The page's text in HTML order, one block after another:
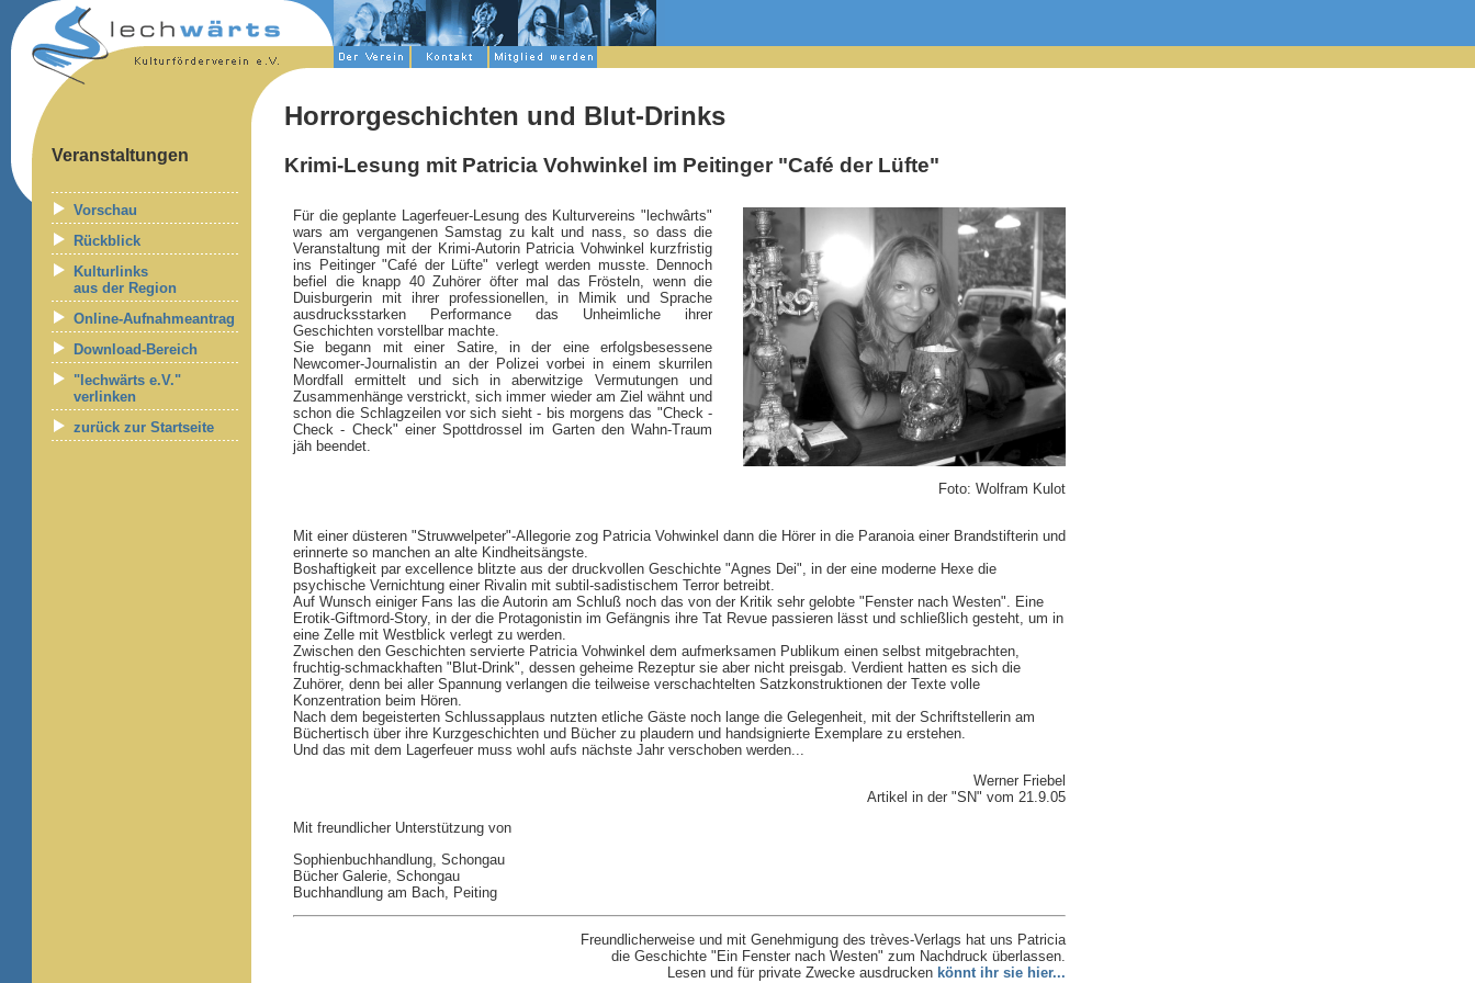
Veranstaltungen
Vorschau
Rückblick
Kulturlinks
aus der Region
Online-Aufnahmeantrag
Download-Bereich
"lechwärts e.V."
verlinken
zurück zur Startseite
Horrorgeschichten und Blut-Drinks
Krimi-Lesung mit Patricia Vohwinkel im Peitinger "Café der Lüfte"
Für die geplante Lagerfeuer-Lesung des Kulturvereins "lechwârts"
wars am vergangenen Samstag zu kalt und nass, so dass die
Veranstaltung mit der Krimi-Autorin Patricia Vohwinkel kurzfristig
ins Peitinger "Café der Lüfte" verlegt werden musste. Dennoch
befiel die knapp 40 Zuhörer öfter mal das Frösteln, wenn die
Duisburgerin mit ihrer professionellen, in Mimik und Sprache
ausdrucksstarken Performance das Unheimliche ihrer
Geschichten vorstellbar machte.
Sie begann mit einer Satire, in der eine erfolgsbesessene
Newcomer-Journalistin an der Polizei vorbei in einem skurrilen
Mordfall ermittelt und sich in aberwitzige Vermutungen und
Zusammenhänge verstrickt, sich immer wieder am Ziel wähnt und
schon die Schlagzeilen vor sich sieht - bis morgens das "Check -
Check - Check" einer Spottdrossel im Garten den Wahn-Traum
jäh beendet.
Foto: Wolfram Kulot
Mit einer düsteren "Struwwelpeter"-Allegorie zog Patricia Vohwinkel dann die Hörer in die Paranoia einer Brandstifterin und
erinnerte so manchen an alte Kindheitsängste.
Boshaftigkeit par excellence blitzte aus der druckvollen Geschichte "Agnes Dei", in der eine moderne Hexe die
psychische Vernichtung einer Rivalin mit subtil-sadistischem Terror betreibt.
Auf Wunsch einiger Fans las die Autorin am Schluß noch das von der Kritik sehr gelobte "Fenster nach Westen". Eine
Erotik-Giftmord-Story, in der die Protagonistin im Gefängnis ihre Tat Revue passieren lässt und schließlich gesteht, um in
eine Zelle mit Westblick verlegt zu werden.
Zwischen den Geschichten servierte Patricia Vohwinkel dem aufmerksamen Publikum einen selbst mitgebrachten,
fruchtig-schmackhaften "Blut-Drink", dessen geheime Rezeptur sie aber nicht preisgab. Verdient hatten es sich die
Zuhörer, denn bei aller Spannung verlangen die teilweise verschachtelten Satzkonstruktionen der Texte volle
Konzentration beim Hören.
Nach dem begeisterten Schlussapplaus nutzten etliche Gäste noch lange die Gelegenheit, mit der Schriftstellerin am
Büchertisch über ihre Kurzgeschichten und Bücher zu plaudern und handsignierte Exemplare zu erstehen.
Und das mit dem Lagerfeuer muss wohl aufs nächste Jahr verschoben werden...
Werner Friebel
Artikel in der "SN" vom 21.9.05
Mit freundlicher Unterstützung von
Sophienbuchhandlung, Schongau
Bücher Galerie, Schongau
Buchhandlung am Bach, Peiting
Freundlicherweise und mit Genehmigung des trèves-Verlags hat uns Patricia
die Geschichte "Ein Fenster nach Westen" zum Nachdruck überlassen.
Lesen und für private Zwecke ausdrucken könnt ihr sie hier...